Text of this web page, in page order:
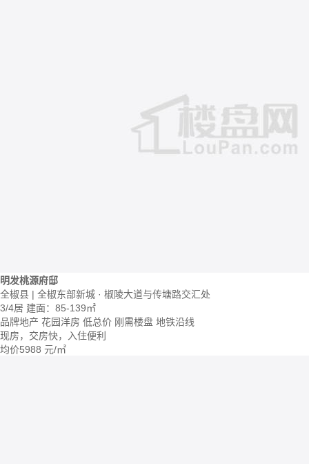
明发桃源府邸
全椒县 | 全椒东部新城 · 椒陵大道与传塘路交汇处
3/4居 建面：85-139㎡
品牌地产 花园洋房 低总价 刚需楼盘 地铁沿线
现房，交房快，入住便利
均价5988 元/㎡